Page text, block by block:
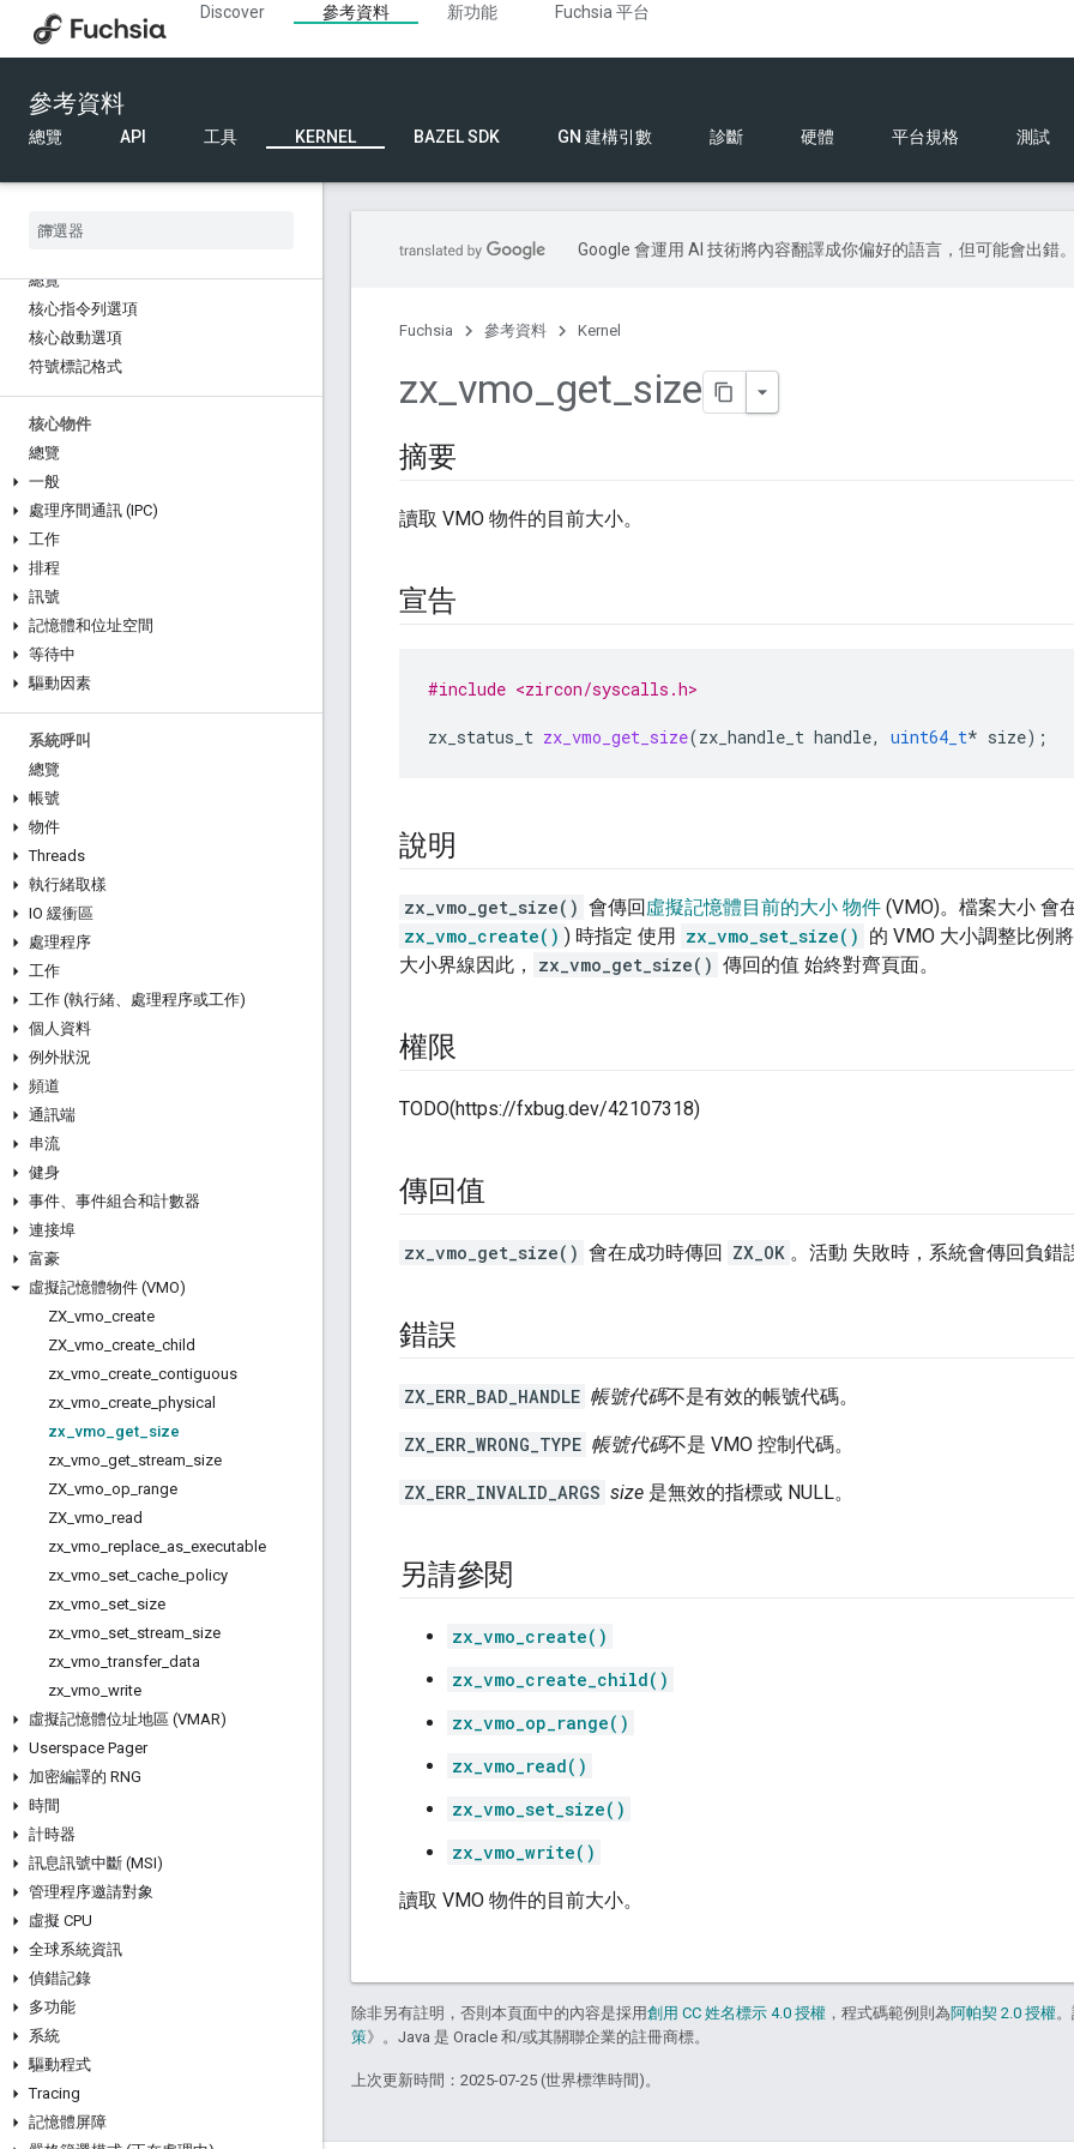
Discover 參考資料 新功能 Fuchsia 平台
參考資料
總覽 API 工具 KERNEL BAZEL SDK GN 建構引數 診斷 硬體 平台規格 測試
總覽
核心指令列選項
核心啟動選項
符號標記格式
核心物件
總覽
一般
處理序間通訊 (IPC)
工作
排程
訊號
記憶體和位址空間
等待中
驅動因素
系統呼叫
總覽
帳號
物件
Threads
執行緒取樣
IO 緩衝區
處理程序
工作
工作 (執行緒、處理程序或工作)
個人資料
例外狀況
頻道
通訊端
串流
健身
事件、事件組合和計數器
連接埠
富豪
虛擬記憶體物件 (VMO)
ZX vmo create
ZX vmo create child
zx vmo create contiguous
zx vmo create physical
zx _vmo get size
zx vmo get stream size
ZX vmo op range
ZX vmo read
zx vmo replace as executable
zx vmo set cache policy
zx vmo set size
zx vmo set stream size
zx vmo _transfer_ data
zx vmo write
虛擬記憶體位址地區 (VMAR)
Userspace Pager
加密編譯的 RNG
時間
計時器
訊息訊號中斷 (MSI)
管理程序邀請對象
虛擬 CPU
全球系統資訊
偵錯記錄
多功能
系統
驅動程式
Tracing
記憶體屏障
Google 會運用 AI 技術將內容翻譯成你偏好的語言，但可能會出錯
Fuchsia 參考資料 Kernel
zx_vmo_get_size
摘要
讀取 VMO 物件的目前大小。
宣告
#include <zircon/syscalls.h>
zx_status_t zx_vmo_get_size(zx_handle_t handle, uint64_t* size);
說明
zx_vmo_get_size() 會傳回虛擬記憶體目前的大小 物件 (VMO)。檔案大小 會
zx_vmo_create() ) 時指定 使用 zx_vmo_set_size() 的 VMO 大小調整比例
大小界線因此，
zx_vmo_get_size() 傳回的值 始終對齊頁面。
權限
TODO(https://fxbug.dev/42107318)
傳回值
zx_vmo_get_size() 會在成功時傳回 ZX_OK 。活動 失敗時，系統會傳回負錯
錯誤
ZX_ERR_BAD_HANDLE 帳號代碼不是有效的帳號代碼。
ZX_ERR_WRONG_TYPE 帳號代碼不是 VMO 控制代碼。
ZX_ERR_INVALID_ARGS size 是無效的指標或 NULL。
另請參閱
zx_vmo_create()
zx_vmo_create_child()
zx_vmo_op_range()
zx_vmo_read()
zx_vmo_set_size()
zx_vmo_write()
讀取 VMO 物件的目前大小。
除非另有註明，否則本頁面中的內容是採用創用 CC 姓名標示 4.0 授權 ，程式碼範例則為阿帕契 2.0 授權
策》。Java 是 Oracle 和/或其關聯企業的註冊商標。
上次更新時間：2025-07-25 (世界標準時間)。